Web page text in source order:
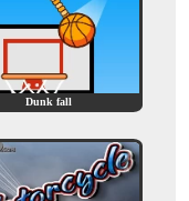
Dunk fall